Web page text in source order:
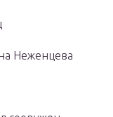
Неженцева